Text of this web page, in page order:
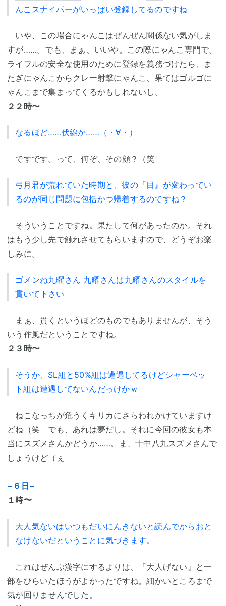
んこスナイパーがいっぱい登録してるのですね
いや、この場合にゃんこはぜんぜん関係ない気がしま
すが……。でも、まぁ、いいや。この際にゃんこ専門で。
ライフルの安全な使用のために登録を義務づけたら、ま
たぎにゃんこから クレー射撃にゃんこ、果てはゴルゴに
ゃんこまで集まってくるかもしれないし。
２２時〜
なるほど……伏線か……（・∀・）
ですです。って、何ぞ、その顔？（笑
弓月君が荒れていた時期と、彼の『目』が変わってい
るのが同じ問題に包括かつ帰着するのですね？
そういうことですね。果たして何があったのか。それ
はもう少し先で触れさせてもらいますので、どうぞお楽
しみに。
ゴメンね九曜さん 九曜さんは九曜さんのスタイルを
貫いて下さい
まぁ、貫くというほどのものでもありませんが、そう
いう作風だということですね。
２３時〜
そうか、SL組と50%組は遭遇してるけどシャーベッ
ト組は遭遇してないんだっけかｗ
ねこなっちが危うくキリカにさらわれかけていますけ
どね（笑 でも、あれは夢だし。それに今回の彼女も本
当にスズメさんかどうか……。ま、十中八九スズメさんで
しょうけど（ぇ
−６日−
１時〜
大人気ないはいつもだいにんきないと読んでからおと
なげないだということに気づきます。
これはぜんぶ漢字にするよりは、『大人げない』と一
部をひらいたほうがよかったですね。細かいところまで
気が回りませんでした。